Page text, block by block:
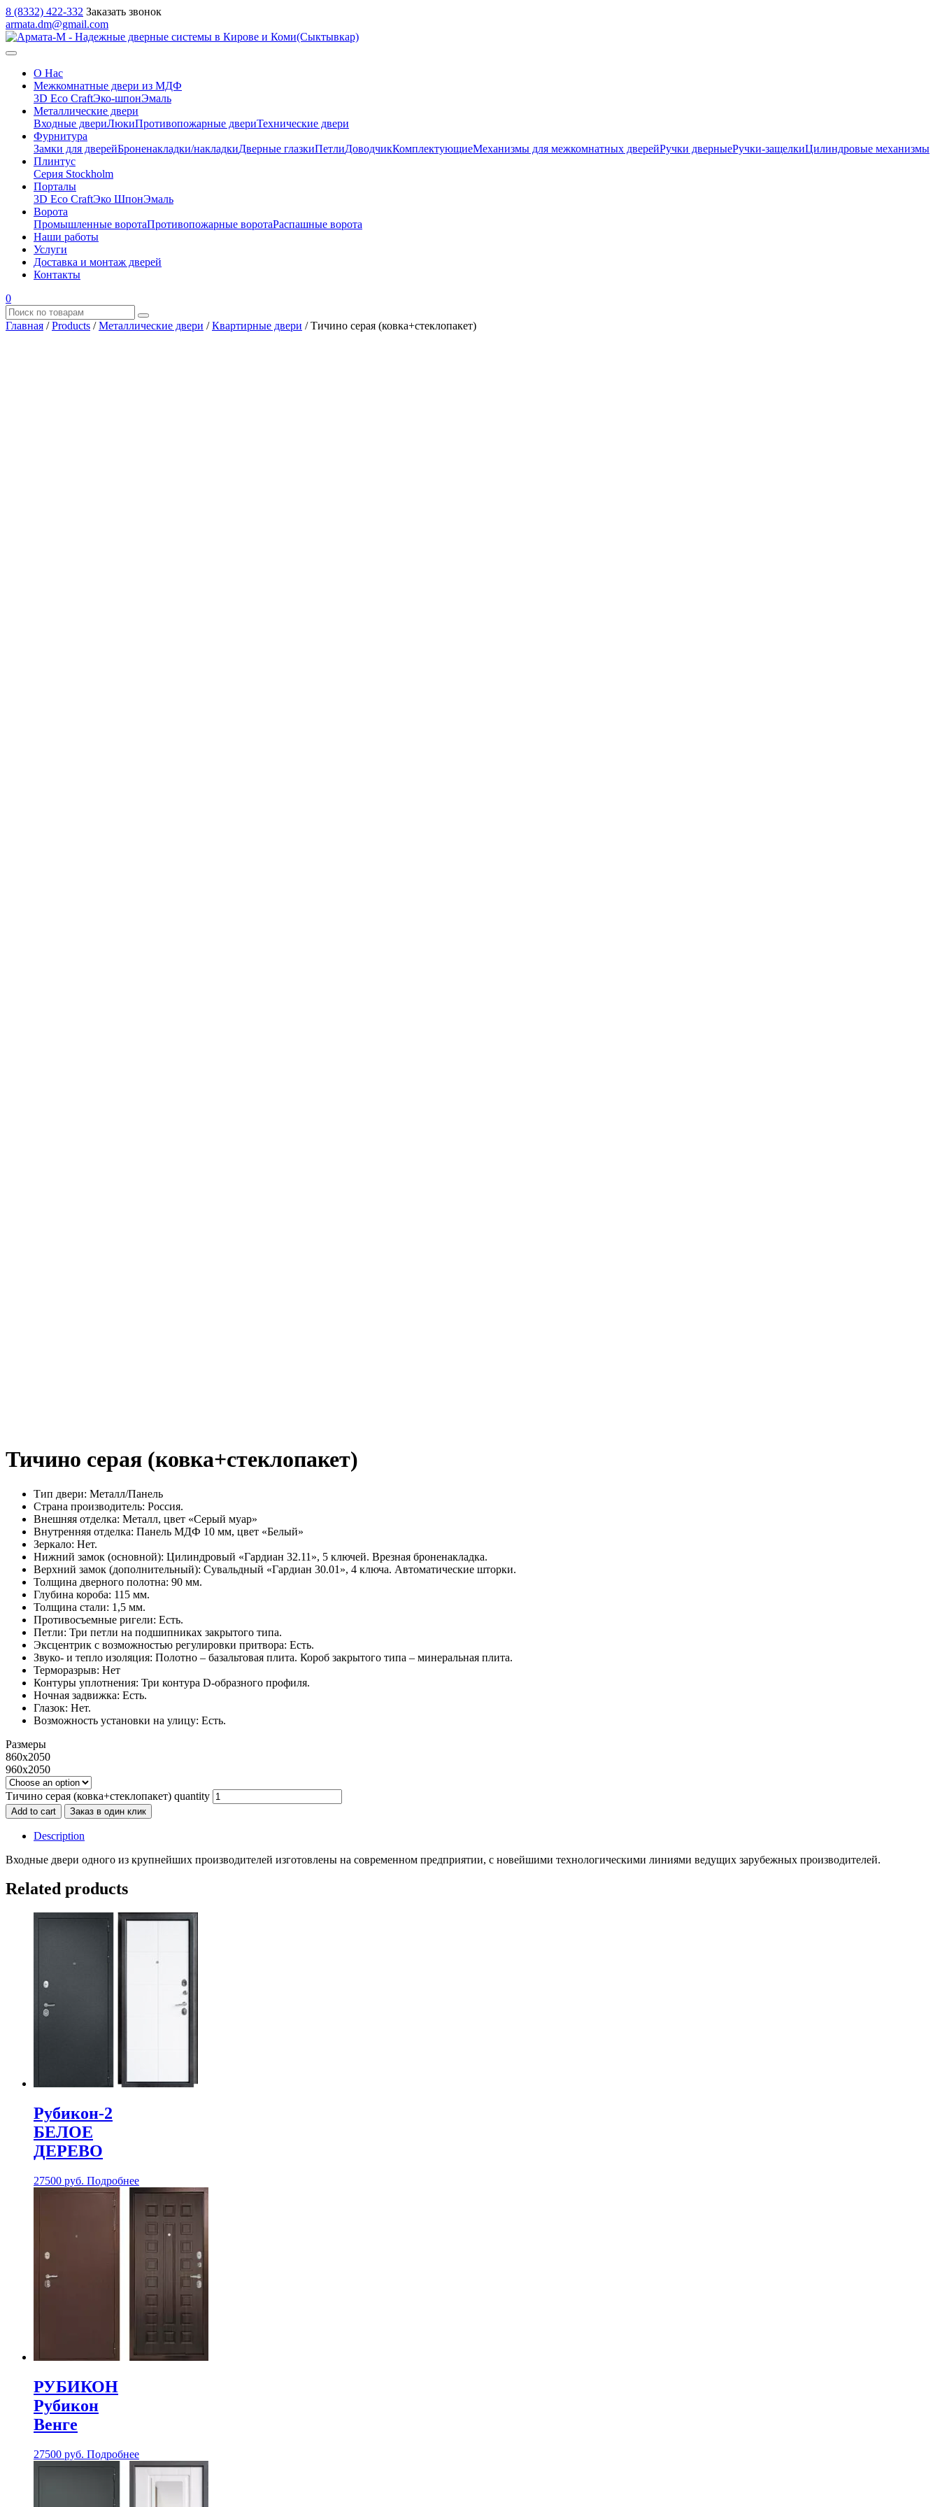
8 (8332) 422-332 Заказать звонок
armata.dm@gmail.com
О Нас
Межкомнатные двери из МДФ
3D Eco CraftЭко-шпонЭмаль
Металлические двери
Входные двериЛюкиПротивопожарные двериТехнические двери
Фурнитура
Замки для дверейБроненакладки/накладкиДверные глазкиПетлиДоводчикКомплектующиеМеханизмы для межкомнатных дверейРучки дверныеРучки-защелкиЦилиндровые механизмы
Плинтус
Серия Stockholm
Порталы
3D Eco CraftЭко ШпонЭмаль
Ворота
Промышленные воротаПротивопожарные воротаРаспашные ворота
Наши работы
Услуги
Доставка и монтаж дверей
Контакты
0
Главная /Products /Металлические двери /Квартирные двери /Тичино серая (ковка+стеклопакет)
Тичино серая (ковка+стеклопакет)
Тип двери: Металл/Панель
Страна производитель: Россия.
Внешняя отделка: Металл, цвет «Серый муар»
Внутренняя отделка: Панель МДФ 10 мм, цвет «Белый»
Зеркало: Нет.
Нижний замок (основной): Цилиндровый «Гардиан 32.11», 5 ключей. Врезная броненакладка.
Верхний замок (дополнительный): Сувальдный «Гардиан 30.01», 4 ключа. Автоматические шторки.
Толщина дверного полотна: 90 мм.
Глубина короба: 115 мм.
Толщина стали: 1,5 мм.
Противосъемные ригели: Есть.
Петли: Три петли на подшипниках закрытого типа.
Эксцентрик с возможностью регулировки притвора: Есть.
Звуко- и тепло изоляция: Полотно – базальтовая плита. Короб закрытого типа – минеральная плита.
Терморазрыв: Нет
Контуры уплотнения: Три контура D-образного профиля.
Ночная задвижка: Есть.
Глазок: Нет.
Возможность установки на улицу: Есть.
Размеры
860х2050
960х2050
Тичино серая (ковка+стеклопакет) quantity
Add to cart Заказ в один клик
Description
Входные двери одного из крупнейших производителей изготовлены на современном предприятии, с новейшими технологическими линиями ведущих зарубежных производителей.
Related products
Рубикон-2
БЕЛОЕ
ДЕРЕВО
27500 руб. Подробнее
РУБИКОН
Рубикон
Венге
27500 руб. Подробнее